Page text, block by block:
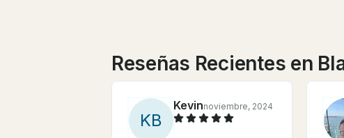
Reseñas Recientes en
KB
Kevinnoviembre, 2024